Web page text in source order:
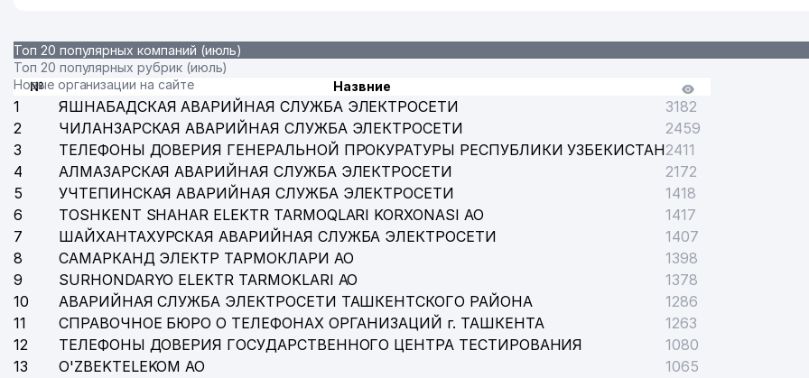
Топ 20 популярных компаний (июль)
Топ 20 популярных рубрик (июль)
Новые организации на сайте
№ Назвние
1 ЯШНАБАДСКАЯ АВАРИЙНАЯ СЛУЖБА ЭЛЕКТРОСЕТИ
3182
2
ЧИЛАНЗАРСКАЯ АВАРИЙНАЯ СЛУЖБА ЭЛЕКТРОСЕТИ
2459
3
ТЕЛЕФОНЫ ДОВЕРИЯ ГЕНЕРАЛЬНОЙ ПРОКУРАТУРЫ РЕСПУБЛИКИ УЗБЕКИСТАН2411
4
АЛМАЗАРСКАЯ АВАРИЙНАЯ СЛУЖБА ЭЛЕКТРОСЕТИ
2172
5
УЧТЕПИНСКАЯ АВАРИЙНАЯ СЛУЖБА ЭЛЕКТРОСЕТИ
1418
6
TOSHKENT SHAHAR ELEKTR TARMOQLARI KORXONASI АО
1417
7
ШАЙХАНТАХУРСКАЯ АВАРИЙНАЯ СЛУЖБА ЭЛЕКТРОСЕТИ
1407
8
САМАРКАНД ЭЛЕКТР ТАРМОКЛАРИ АО
1398
9
SURHONDARYO ELEKTR TARMOKLARI АО
1378
10
АВАРИЙНАЯ СЛУЖБА ЭЛЕКТРОСЕТИ ТАШКЕНТСКОГО РАЙОНА
1286
11
СПРАВОЧНОЕ БЮРО О ТЕЛЕФОНАХ ОРГАНИЗАЦИЙ г. ТАШКЕНТА
1263
12
ТЕЛЕФОНЫ ДОВЕРИЯ ГОСУДАРСТВЕННОГО ЦЕНТРА ТЕСТИРОВАНИЯ
1080
13
O'ZBEKTELEKOM АО
1065